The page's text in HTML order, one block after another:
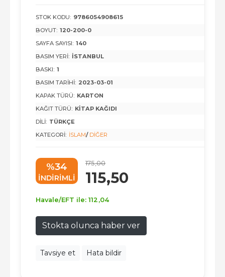
STOK KODU: 9786054908615
BOYUT: 120-200-0
SAYFA SAYISI: 140
BASIM YERI: İSTANBUL
BASKI: 1
BASIM TARIHI: 2023-03-01
KAPAK TÜRÜ: KARTON
KAĞIT TÜRÜ: KITAP KAĞIDI
DILI: TÜRKÇE
KATEGORI: İSLAM/ DIĞER
%34
INDIRIMLI
175,00
115,50
Havale/EFT ile: 112 ,04
Stokta olunca haber ver
Tavsiye et Hata bildir